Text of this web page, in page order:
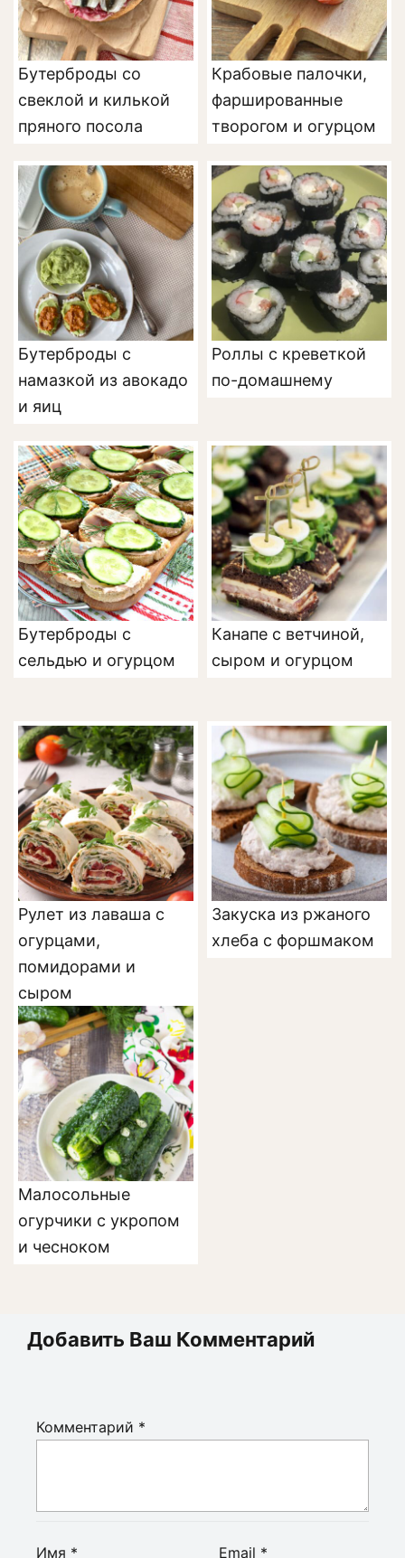
Бутерброды со
свеклой и килькой
пряного посола
Крабовые палочки,
фаршированные
творогом и огурцом
Бутерброды с
намазкой из авокадо
и яиц
Роллы с креветкой
по-домашнему
Бутерброды с
сельдью и огурцом
Канапе с ветчиной,
сыром и огурцом
Рулет из лаваша с
огурцами,
помидорами и
сыром
Закуска из ржаного
хлеба с форшмаком
Малосольные
огурчики с укропом
и чесноком
Добавить Ваш Комментарий
Комментарий *
Имя * Email *